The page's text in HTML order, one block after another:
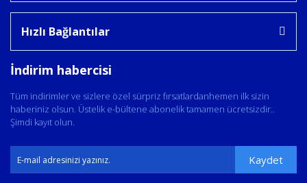
Hızlı Bağlantılar
İndirim habercisi
Tüm indirimler ve sizlere özel sürpriz fırsatlardanhemen ilk sizin
haberiniz olsun. Üstelik e-bültene abonelik tamamen ücretsizdir..
Şimdi kayıt olun.
Kaydet